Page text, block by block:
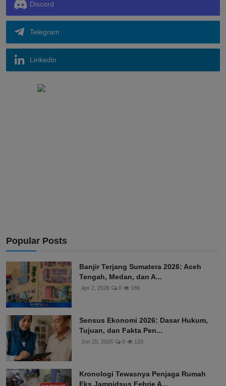
Discord
Telegram
Linkedin
Popular Posts
Banjir Terjang Sumatera 2026: Aceh
Tengah, Medan, dan A...
Apr 2, 2026 0 186
Sensus Ekonomi 2026: Dasar Hukum,
Tujuan, dan Fakta Pen...
Jun 25, 2026 0 133
Kronologi Tewasnya Penjaga Rumah
Eks Jampidsus Febrie A...